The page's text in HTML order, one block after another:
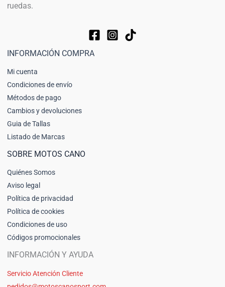
ruedas.
INFORMACIÓN COMPRA
Mi cuenta
Condiciones de envío
Métodos de pago
Cambios y devoluciones
Guia de Tallas
Listado de Marcas
SOBRE MOTOS CANO
Quiénes Somos
Aviso legal
Política de privacidad
Política de cookies
Condiciones de uso
Códigos promocionales
INFORMACIÓN Y AYUDA
Servicio Atención Cliente